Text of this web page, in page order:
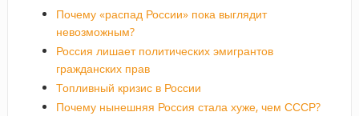
Почему «распад России» пока выглядит
невозможным?
Россия лишает политических эмигрантов
гражданских прав
Топливный кризис в России
Почему нынешняя Россия стала хуже, чем СССР?